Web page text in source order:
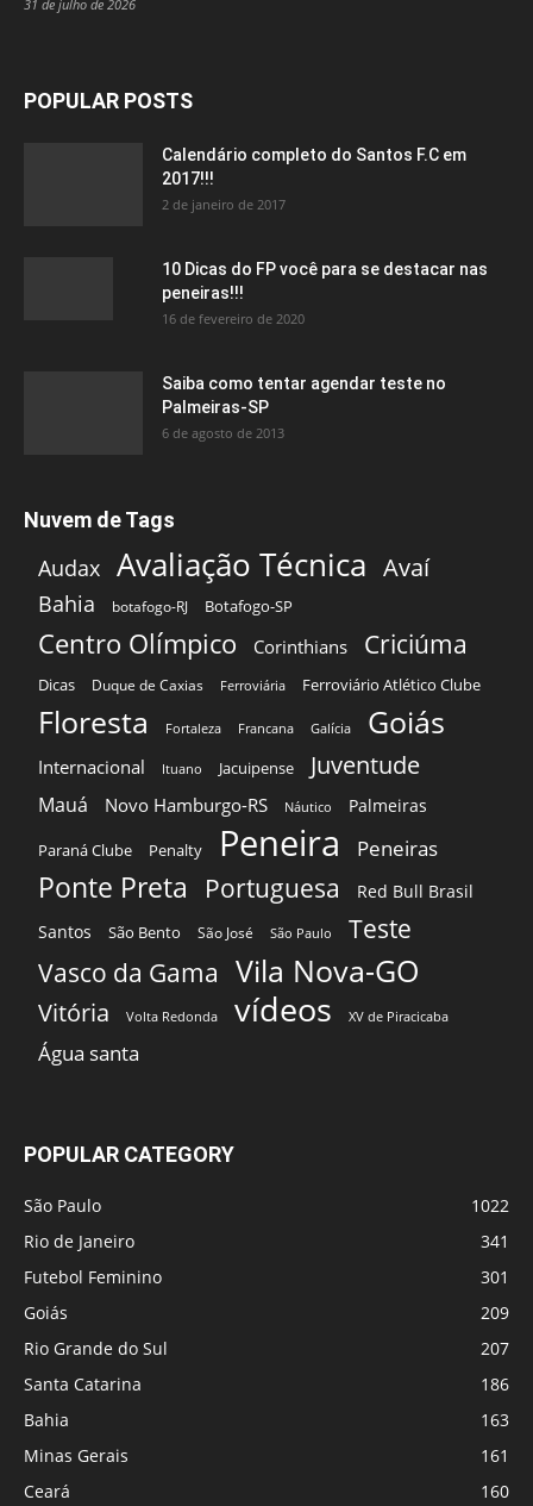
31 de julho de 2026
POPULAR POSTS
Calendário completo do Santos F.C em
2017!!!
2 de janeiro de 2017
10 Dicas do FP você para se destacar nas
peneiras!!!
16 de fevereiro de 2020
Saiba como tentar agendar teste no
Palmeiras-SP
6 de agosto de 2013
Nuvem de Tags
Audax Avaliação Técnica Avaí
Bahia botafogo-RJ Botafogo-SP
Centro Olímpico Corinthians Criciúma
Dicas Duque de Caxias Ferroviária Ferroviário Atlético Clube
Floresta Fortaleza Francana Galícia Goiás
Internacional Ituano Jacuipense Juventude
Mauá Novo Hamburgo-RS Náutico Palmeiras
Paraná Clube Penalty Peneira Peneiras
Ponte Preta Portuguesa
Red Bull Brasil
Santos
São Bento São José São Paulo Teste
Vasco da Gama Vila Nova-GO
Vitória Volta Redonda vídeos XV de Piracicaba
Água santa
POPULAR CATEGORY
São Paulo
1022
Rio de Janeiro
341
Futebol Feminino
301
Goiás
209
Rio Grande do Sul
207
Santa Catarina
186
Bahia
163
Minas Gerais
161
Ceará
160